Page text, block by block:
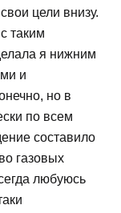
цели внизу.
таким
я нижним
и
но в
по всем
составило
газовых
любуюсь